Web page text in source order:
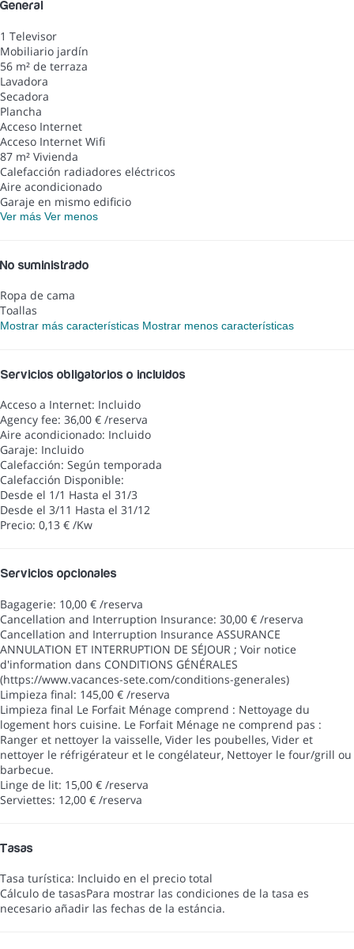
General
1 Televisor
Mobiliario jardín
56 m² de terraza
Lavadora
Secadora
Plancha
Acceso Internet
Acceso Internet Wifi
87 m² Vivienda
Calefacción radiadores eléctricos
Aire acondicionado
Garaje en mismo edificio
Ver más Ver menos
No suministrado
Ropa de cama
Toallas
Mostrar más características Mostrar menos características
Servicios obligatorios o incluidos
Acceso a Internet: Incluido
Agency fee: 36,00 € /reserva
Aire acondicionado: Incluido
Garaje: Incluido
Calefacción: Según temporada
Calefacción Disponible:
Desde el 1/1 Hasta el 31/3
Desde el 3/11 Hasta el 31/12
Precio: 0,13 € /Kw
Servicios opcionales
Bagagerie: 10,00 € /reserva
Cancellation and Interruption Insurance: 30,00 € /reserva
Cancellation and Interruption Insurance ASSURANCE
ANNULATION ET INTERRUPTION DE SÉJOUR ; Voir notice
d'information dans CONDITIONS GÉNÉRALES
(https://www.vacances-sete.com/conditions-generales)
Limpieza final: 145,00 € /reserva
Limpieza final Le Forfait Ménage comprend : Nettoyage du
logement hors cuisine. Le Forfait Ménage ne comprend pas :
Ranger et nettoyer la vaisselle, Vider les poubelles, Vider et
nettoyer le réfrigérateur et le congélateur, Nettoyer le four/grill ou
barbecue.
Linge de lit: 15,00 € /reserva
Serviettes: 12,00 € /reserva
Tasas
Tasa turística: Incluido en el precio total
Cálculo de tasasPara mostrar las condiciones de la tasa es
necesario añadir las fechas de la estáncia.